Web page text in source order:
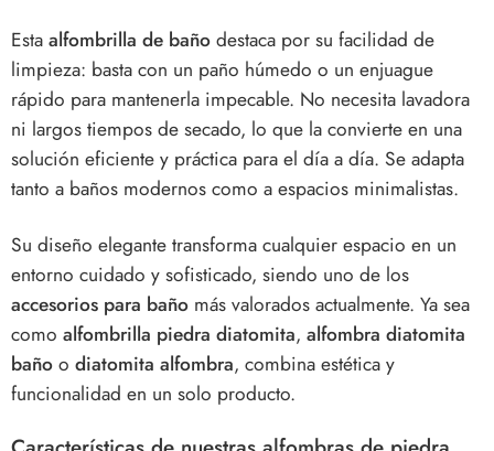
Estaalfombrilla de bañodestaca por su facilidad de
limpieza: basta con un paño húmedo o un enjuague
rápido para mantenerla impecable. No necesita lavadora
ni largos tiempos de secado, lo que la convierte en una
solución eficiente y práctica para el día a día. Se adapta
tanto a baños modernos como a espacios minimalistas.
Su diseño elegante transforma cualquier espacio en un
entorno cuidado y sofisticado, siendo uno de los
accesorios para baño más valorados actualmente. Ya sea
como alfombrilla piedra diatomita, alfombra diatomita
bañoo diatomita alfombra, combina estética y
funcionalidad en un solo producto.